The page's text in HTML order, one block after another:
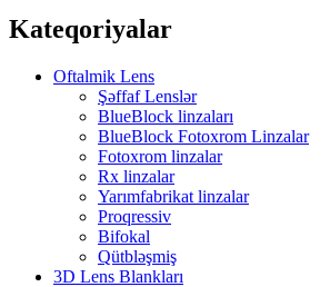
Kateqoriyalar
Oftalmik Lens
Şəffaf Lenslər
BlueBlock linzaları
BlueBlock Fotoxrom Linzalar
Fotoxrom linzalar
Rx linzalar
Yarımfabrikat linzalar
Proqressiv
Bifokal
Qütbləşmiş
3D Lens Blankları